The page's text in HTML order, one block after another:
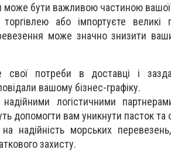
бути важливою частиною вашої
або імпортуєте великі
може значно знизити
свої потреби в доставці і
вашому бізнес-графіку.
логістичними
допомогти вам уникнути пасток та
надійність морських
захисту.